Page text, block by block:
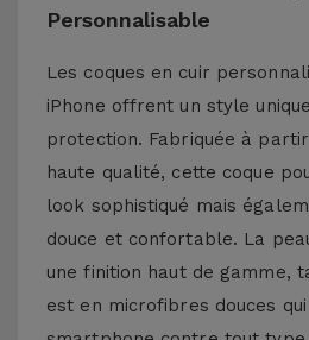
Personnalisable
Les coques en cuir
iPhone offrent un style
protection. Fabriquée à
haute qualité, cette coque
look sophistiqué mais
douce et confortable. La
une finition haut de gamme,
est en microfibres douces